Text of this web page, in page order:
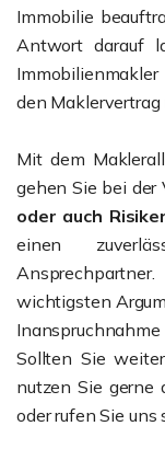
Immobilie
Antwort darauf
den Maklervertrag
Mit dem
gehen Sie bei der
oder auch
einen
wichtigsten
Sollten Sie
nutzen Sie gerne
oder rufen Sie uns